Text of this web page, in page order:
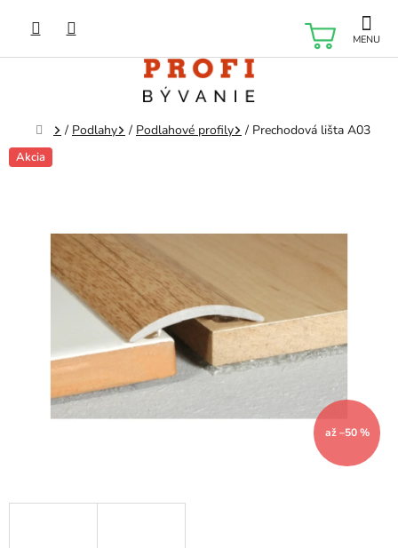
obsah
Domov
/ Podlahy / Podlahové profily / Prechodová lišta A03
Akcia
až –50 %